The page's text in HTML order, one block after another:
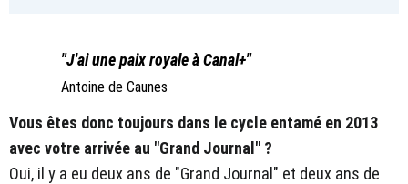
"J'ai une paix royale à Canal+"
Antoine de Caunes
Vous êtes donc toujours dans le cycle entamé en 2013
avec votre arrivée au "Grand Journal" ?
Oui, il y a eu deux ans de "Grand Journal" et deux ans de